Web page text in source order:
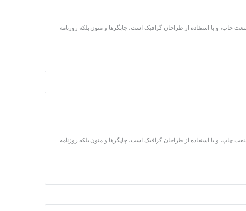
چاپ، و با استفاده از طراحان گرافیک است، چاپگرها و متون بلکه روزنامه
چاپ، و با استفاده از طراحان گرافیک است، چاپگرها و متون بلکه روزنامه